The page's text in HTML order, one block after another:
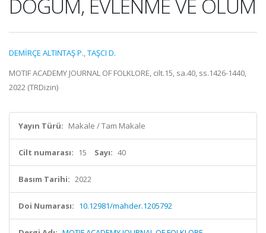
DOĞUM, EVLENME VE ÖLÜM
DEMİRÇE ALTINTAŞ P.,TAŞCI D.
MOTIF ACADEMY JOURNAL OF FOLKLORE, cilt.15, sa.40, ss.1426-1440,
2022 (TRDizin)
Yayın Türü: Makale / Tam Makale
Cilt numarası: 15 Sayı: 40
Basım Tarihi: 2022
Doi Numarası: 10.12981/mahder.1205792